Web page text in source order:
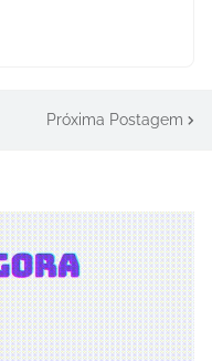
Próxima Postagem